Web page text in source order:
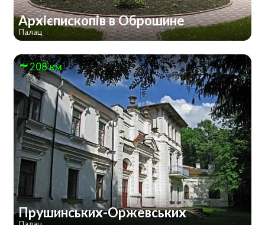
Архієпископів в Оброшине
Палац
208 км
Прушинських-Оржевських